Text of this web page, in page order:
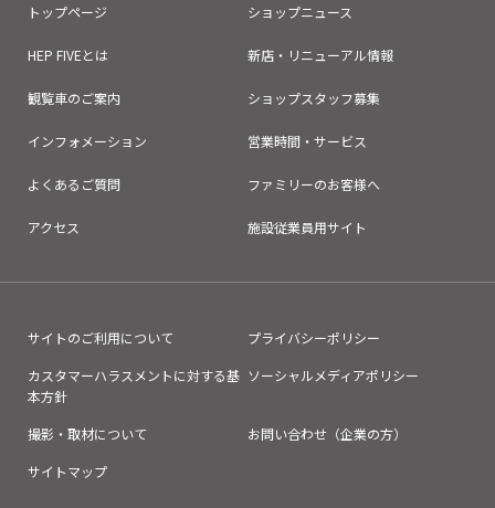
トップページ ショップニュース
HEP FIVEとは 新店・リニューアル情報
観覧車のご案内 ショップスタッフ募集
インフォメーション 営業時間・サービス
よくあるご質問 ファミリーのお客様へ
アクセス 施設従業員用サイト
サイトのご利用について
プライバシーポリシー
カスタマーハラスメントに対する基
本方針
ソーシャルメディアポリシー
撮影・取材について
お問い合わせ（企業の方）
サイトマップ